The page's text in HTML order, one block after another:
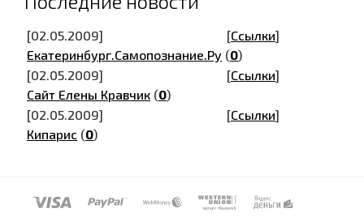
[02.05.2009] [Ссылки]
Екатеринбург.Самопознание.Ру (0)
[02.05.2009]
[Ссылки]
Сайт Елены Кравчик (0)
[02.05.2009]
[Ссылки]
Кипарис (0)